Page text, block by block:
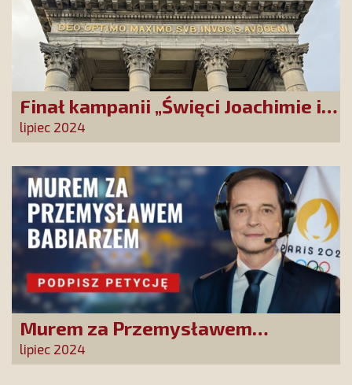
Finał kampanii „Święci Joachimie i
Anno, módlcie się za nami!”
lipiec 2024
Murem za Przemysławem
Babiarzem - akcja petycyjna do
władz TVP
lipiec 2024